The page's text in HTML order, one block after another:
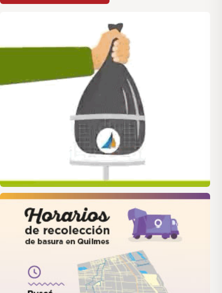
quilmes